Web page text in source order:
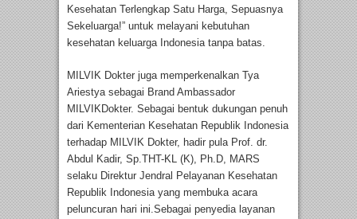
Kesehatan Terlengkap Satu Harga, Sepuasnya
Sekeluarga!” untuk melayani kebutuhan
kesehatan keluarga Indonesia tanpa batas.
MILVIK Dokter juga memperkenalkan Tya
Ariestya sebagai Brand Ambassador
MILVIKDokter. Sebagai bentuk dukungan penuh
dari Kementerian Kesehatan Republik Indonesia
terhadap MILVIK Dokter, hadir pula Prof. dr.
Abdul Kadir, Sp.THT-KL (K), Ph.D, MARS
selaku Direktur Jendral Pelayanan Kesehatan
Republik Indonesia yang membuka acara
peluncuran hari ini.Sebagai penyedia layanan